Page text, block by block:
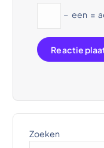
− een =
Zoeken